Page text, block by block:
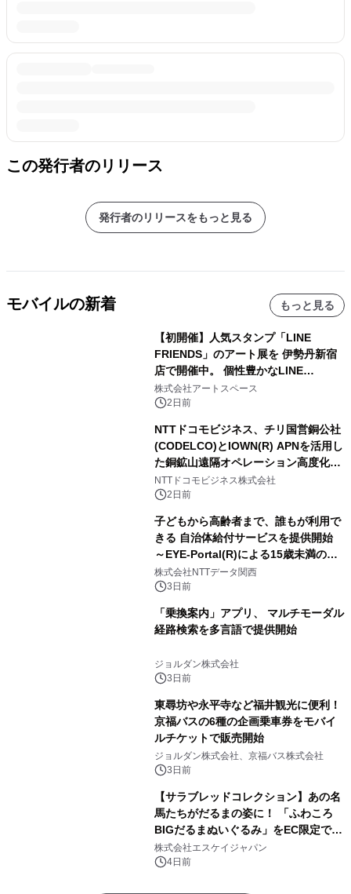
この発行者のリリース
発行者のリリースをもっと見る
モバイルの新着 もっと見る
【初開催】人気スタンプ「LINE
FRIENDS」のアート展を 伊勢丹新宿
店で開催中。 個性豊かなLINE
FRIENDSの仲間たちが インテリアア
ートとして新たな魅力を発信。
株式会社アートスペース
2日前
NTTドコモビジネス、チリ国営銅公社
(CODELCO)とIOWN(R) APNを活用し
た銅鉱山遠隔オペレーション高度化に
向けた調査・実証を開始
NTTドコモビジネス株式会社
2日前
子どもから高齢者まで、誰もが利用で
きる 自治体給付サービスを提供開始
～EYE-Portal(R)による15歳未満の本
人認証と デジタルデバイド対策で実現
～
株式会社NTTデータ関西
3日前
「乗換案内」アプリ、 マルチモーダル
経路検索を多言語で提供開始
ジョルダン株式会社
3日前
東尋坊や永平寺など福井観光に便利！
京福バスの6種の企画乗車券をモバイ
ルチケットで販売開始
ジョルダン株式会社、京福バス株式会社
3日前
【サラブレッドコレクション】あの名
馬たちがだるまの姿に！ 「ふわころ
BIGだるまぬいぐるみ」をEC限定で受
注販売開始
株式会社エスケイジャパン
4日前